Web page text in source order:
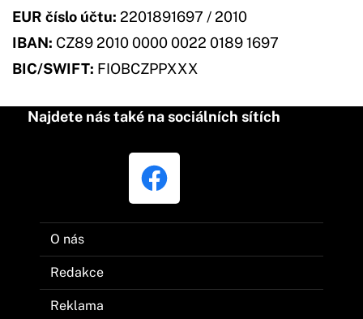
EUR číslo účtu: 2201891697 / 2010
IBAN: CZ89 2010 0000 0022 0189 1697
BIC/SWIFT: FIOBCZPPXXX
Najdete nás také na sociálních sítích
O nás
Redakce
Reklama